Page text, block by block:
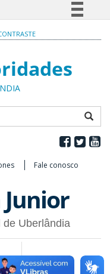
Participe
à informação
Fale conosco
de Uberlândia